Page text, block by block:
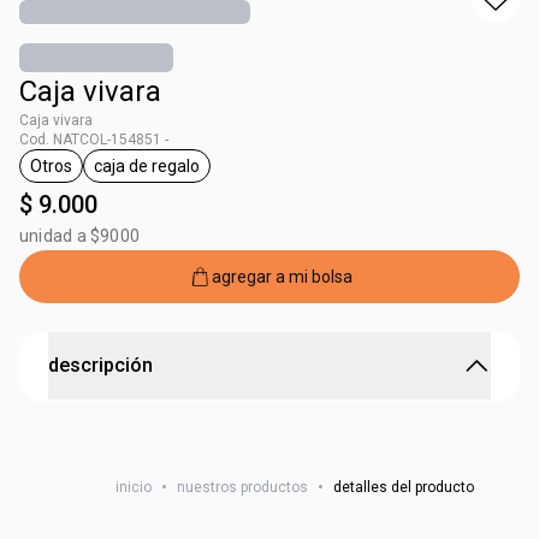
Caja vivara
Caja vivara
Cod. NATCOL-154851 -
general.tag Otros
Otros
general.tag caja de regalo
caja de regalo
$ 9.000
unidad a $9000
agregar a mi bolsa
descripción
- Largo: 22 cm
inicio • nuestros productos • detalles del producto